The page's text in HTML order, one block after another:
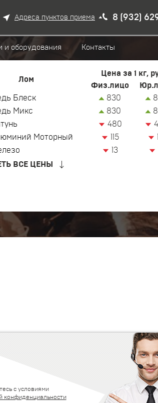
Адреса пунктов приема 8 (932)
и оборудования Контакты
Лом
Цена за 1 кг,
Физ.лицо
Блеск
830
Микс
830
480
Моторный
115
13
ВСЕ ЦЕНЫ
с условиями
конфиденциальности